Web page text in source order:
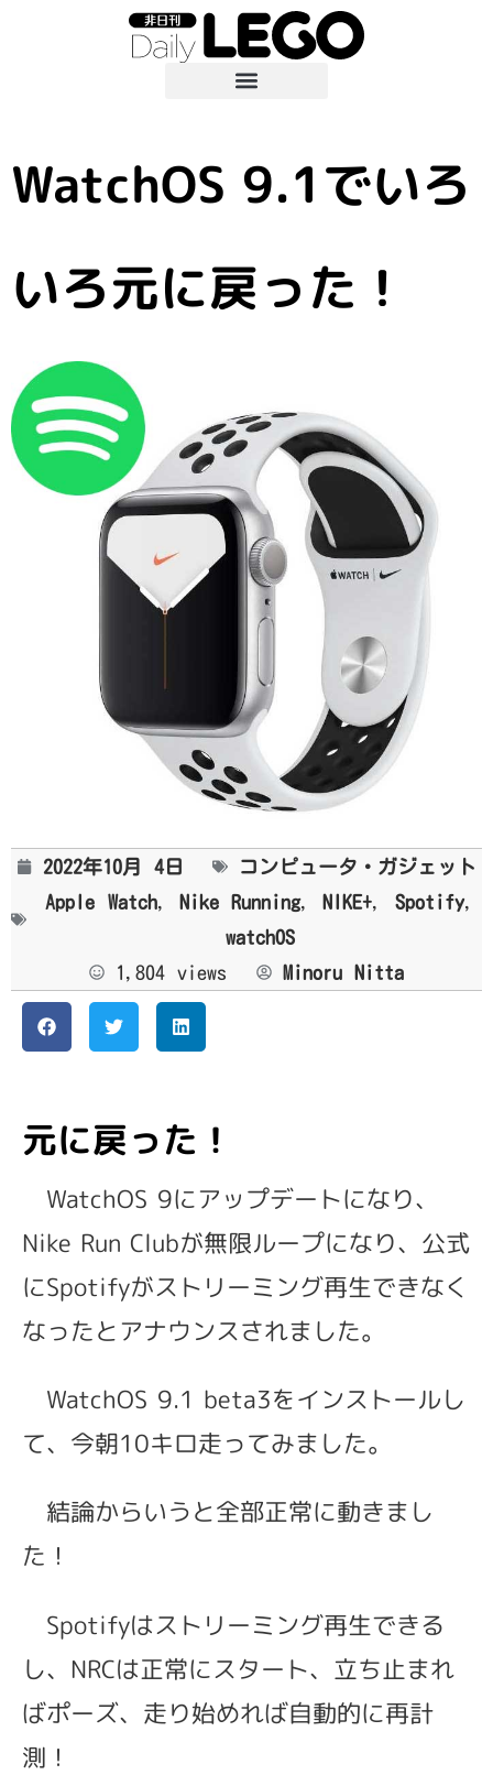
WatchOS 9.1でいろ
いろ元に戻った！
2022年10月 4日
コンピュータ・ガジェット
Apple Watch, Nike Running,NIKE+, Spotify,
watchOS
1,804 views
Minoru Nitta
元に戻った！
WatchOS 9にアップデートになり、
Nike Run Clubが無限ループになり、公式
にSpotifyがストリーミング再生できなく
なったとアナウンスされました。
WatchOS 9.1 beta3をインストールし
て、今朝10キロ走ってみました。
結論からいうと全部正常に動きまし
た！
Spotifyはストリーミング再生できる
し、NRCは正常にスタート、立ち止まれ
ばポーズ、走り始めれば自動的に再計
測！